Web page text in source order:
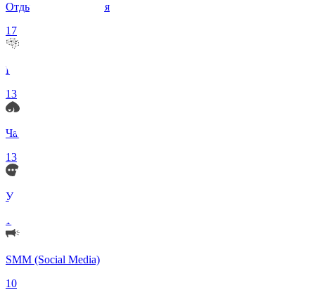
Отдых и Развлечения
17
Нейросети и ИИ
13
Чаты по интересам
13
Удаленка (Работа)
11
SMM (Social Media)
10